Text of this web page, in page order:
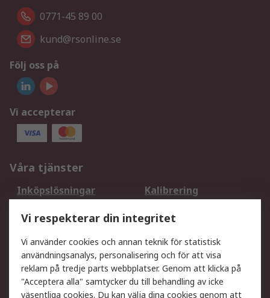
0771-45 89 00
kund@rsonline.se
Följ oss på
Vi accepterar
Våra tjänster
Inköpslösningar
Kalibrering
DesignSpark
Teknisk Support
Ditt lokala säljteam
Exportlösningar
Support
Få hjälp Retur av varor
Vi respekterar din integritet
Vi använder cookies och annan teknik för statistisk
användningsanalys, personalisering och för att visa
reklam på tredje parts webbplatser. Genom att klicka på
"Acceptera alla" samtycker du till behandling av icke
väsentliga cookies. Du kan välja dina cookies genom att